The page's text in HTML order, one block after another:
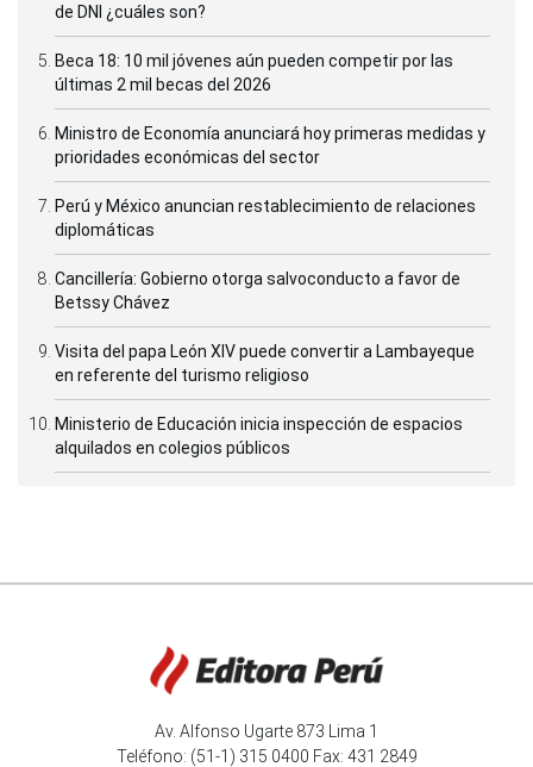
de DNI ¿cuáles son?
Beca 18: 10 mil jóvenes aún pueden competir por las
últimas 2 mil becas del 2026
Ministro de Economía anunciará hoy primeras medidas y
prioridades económicas del sector
Perú y México anuncian restablecimiento de relaciones
diplomáticas
Cancillería: Gobierno otorga salvoconducto a favor de
Betssy Chávez
Visita del papa León XIV puede convertir a Lambayeque
en referente del turismo religioso
Ministerio de Educación inicia inspección de espacios
alquilados en colegios públicos
Av. Alfonso Ugarte 873 Lima 1
Teléfono: (51-1) 315 0400 Fax: 431 2849